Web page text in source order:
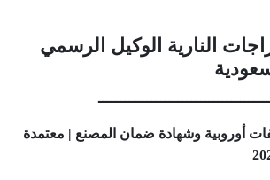
النارية الوكيل الرسمي
أوروبية وشهادة ضمان المصنع | معتمدة